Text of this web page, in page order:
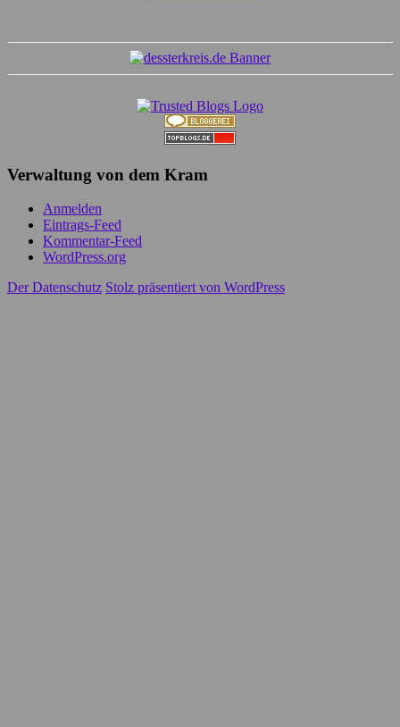
Verwaltung von dem Kram
Anmelden
Eintrags-Feed
Kommentar-Feed
WordPress.org
Der Datenschutz Stolz präsentiert von WordPress